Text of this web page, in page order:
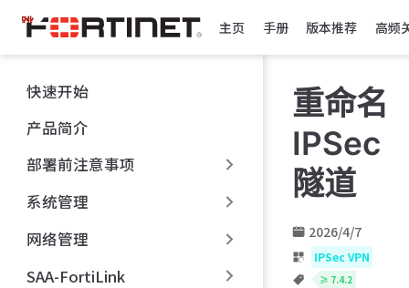
跳
至
主
內
容
主页 手册 版本推荐 高频
快速开始
产品简介
部署前注意事项
系统管理
网络管理
SAA-FortiLink
重命名
IPSec
隧道
2026/4/7
IPSec VPN
≥ 7.4.2